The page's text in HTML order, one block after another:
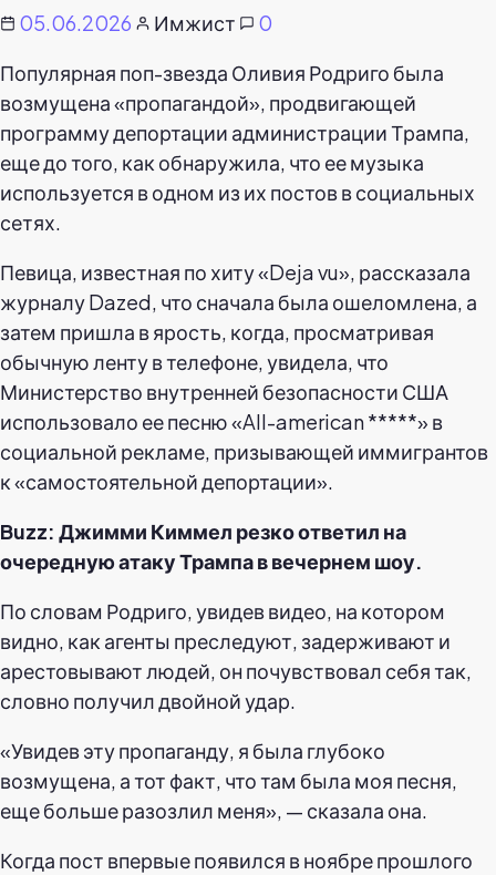
05.06.2026 Имжист
0
Популярная поп-звезда Оливия Родриго была
возмущена «пропагандой», продвигающей
программу депортации администрации Трампа,
еще до того, как обнаружила, что ее музыка
используется в одном из их постов в социальных
сетях.
Певица, известная по хиту «Deja vu», рассказала
журналу Dazed, что сначала была ошеломлена, а
затем пришла в ярость, когда, просматривая
обычную ленту в телефоне, увидела, что
Министерство внутренней безопасности США
использовало ее песню «All-american *****» в
социальной рекламе, призывающей иммигрантов
к «самостоятельной депортации».
Buzz: Джимми Киммел резко ответил на
очередную атаку Трампа в вечернем шоу.
По словам Родриго, увидев видео, на котором
видно, как агенты преследуют, задерживают и
арестовывают людей, он почувствовал себя так,
словно получил двойной удар.
«Увидев эту пропаганду, я была глубоко
возмущена, а тот факт, что там была моя песня,
еще больше разозлил меня», — сказала она.
Когда пост впервые появился в ноябре прошлого